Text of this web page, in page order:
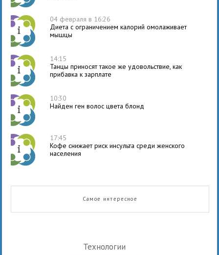
04 февраля в 16:26
Диета с ограничением калорий омолаживает
мышцы
14:15
Танцы приносят такое же удовольствие, как
прибавка к зарплате
10:30
Найден ген волос цвета блонд
17:45
Кофе снижает риск инсульта среди женского
населения
Самое интересное
Технологии